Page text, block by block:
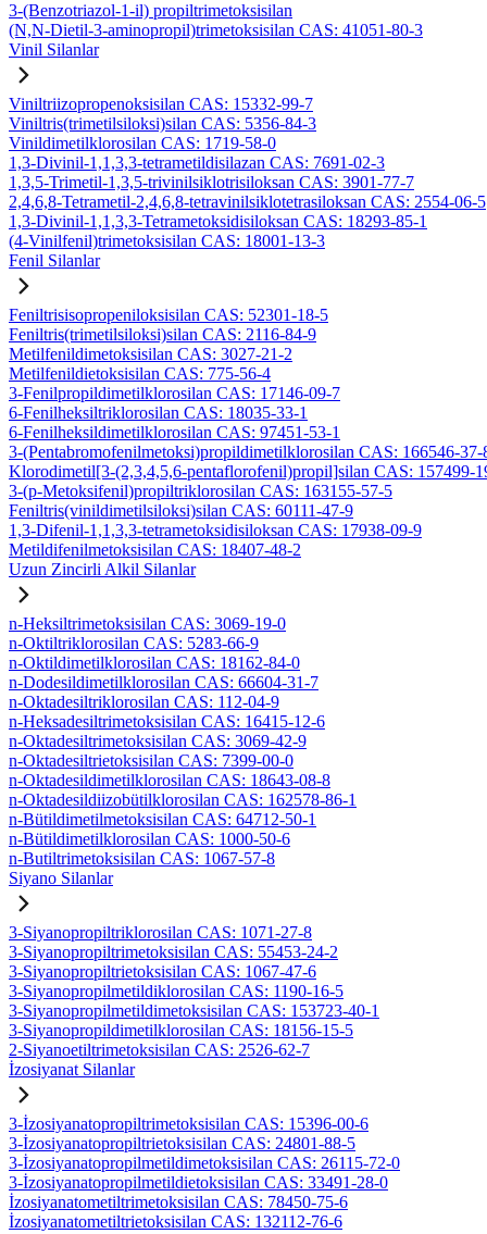
3-(Benzotriazol-1-il) propiltrimetoksisilan
(N,N-Dietil-3-aminopropil)trimetoksisilan CAS: 41051-80-3
Vinil Silanlar
Viniltriizopropenoksisilan CAS: 15332-99-7
Viniltris(trimetilsiloksi)silan CAS: 5356-84-3
Vinildimetilklorosilan CAS: 1719-58-0
1,3-Divinil-1,1,3,3-tetrametildisilazan CAS: 7691-02-3
1,3,5-Trimetil-1,3,5-trivinilsiklotrisiloksan CAS: 3901-77-7
2,4,6,8-Tetrametil-2,4,6,8-tetravinilsiklotetrasiloksan CAS: 2554-06-5
1,3-Divinil-1,1,3,3-Tetrametoksidisiloksan CAS: 18293-85-1
(4-Vinilfenil)trimetoksisilan CAS: 18001-13-3
Fenil Silanlar
Feniltrisisopropeniloksisilan CAS: 52301-18-5
Feniltris(trimetilsiloksi)silan CAS: 2116-84-9
Metilfenildimetoksisilan CAS: 3027-21-2
Metilfenildietoksisilan CAS: 775-56-4
3-Fenilpropildimetilklorosilan CAS: 17146-09-7
6-Fenilheksiltriklorosilan CAS: 18035-33-1
6-Fenilheksildimetilklorosilan CAS: 97451-53-1
3-(Pentabromofenilmetoksi)propildimetilklorosilan CAS: 166546-37-
Klorodimetil[3-(2,3,4,5,6-pentaflorofenil)propil]silan CAS: 157499-
3-(p-Metoksifenil)propiltriklorosilan CAS: 163155-57-5
Feniltris(vinildimetilsiloksi)silan CAS: 60111-47-9
1,3-Difenil-1,1,3,3-tetrametoksidisiloksan CAS: 17938-09-9
Metildifenilmetoksisilan CAS: 18407-48-2
Uzun Zincirli Alkil Silanlar
n-Heksiltrimetoksisilan CAS: 3069-19-0
n-Oktiltriklorosilan CAS: 5283-66-9
n-Oktildimetilklorosilan CAS: 18162-84-0
n-Dodesildimetilklorosilan CAS: 66604-31-7
n-Oktadesiltriklorosilan CAS: 112-04-9
n-Heksadesiltrimetoksisilan CAS: 16415-12-6
n-Oktadesiltrimetoksisilan CAS: 3069-42-9
n-Oktadesiltrietoksisilan CAS: 7399-00-0
n-Oktadesildimetilklorosilan CAS: 18643-08-8
n-Oktadesildiizobütilklorosilan CAS: 162578-86-1
n-Bütildimetilmetoksisilan CAS: 64712-50-1
n-Bütildimetilklorosilan CAS: 1000-50-6
n-Butiltrimetoksisilan CAS: 1067-57-8
Siyano Silanlar
3-Siyanopropiltriklorosilan CAS: 1071-27-8
3-Siyanopropiltrimetoksisilan CAS: 55453-24-2
3-Siyanopropiltrietoksisilan CAS: 1067-47-6
3-Siyanopropilmetildiklorosilan CAS: 1190-16-5
3-Siyanopropilmetildimetoksisilan CAS: 153723-40-1
3-Siyanopropildimetilklorosilan CAS: 18156-15-5
2-Siyanoetiltrimetoksisilan CAS: 2526-62-7
İzosiyanat Silanlar
3-İzosiyanatopropiltrimetoksisilan CAS: 15396-00-6
3-İzosiyanatopropiltrietoksisilan CAS: 24801-88-5
3-İzosiyanatopropilmetildimetoksisilan CAS: 26115-72-0
3-İzosiyanatopropilmetildietoksisilan CAS: 33491-28-0
İzosiyanatometiltrimetoksisilan CAS: 78450-75-6
İzosiyanatometiltrietoksisilan CAS: 132112-76-6